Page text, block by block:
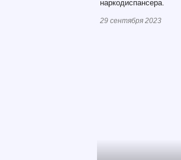
наркодиспансера.
29 сентября 2023